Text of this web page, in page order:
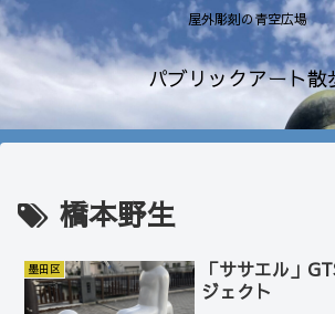
屋外彫刻の青空広場
パブリックアート散
橋本野生
墨田区
「ササエル」
ジェクト